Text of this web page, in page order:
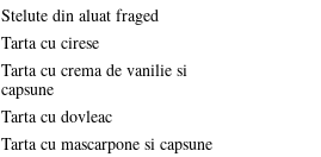
Stelute din aluat fraged
Tarta cu cirese
Tarta cu crema de vanilie si
capsune
Tarta cu dovleac
Tarta cu mascarpone si capsune